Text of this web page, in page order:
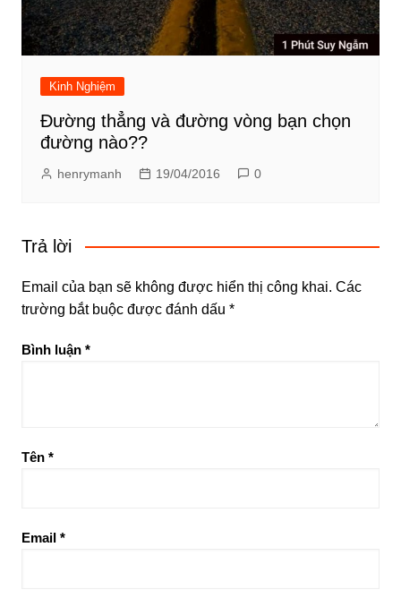
Kinh Nghiệm
Đường thẳng và đường vòng bạn chọn
đường nào??
henrymanh 19/04/2016 0
Trả lời
Email của bạn sẽ không được hiển thị công khai. Các
trường bắt buộc được đánh dấu *
Bình luận *
Tên *
Email *